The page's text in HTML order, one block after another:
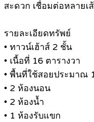
สะดวก เชื่อมต่อหลายเ
รายละเอียดทรัพย์
• ทาวน์เฮ้าส์ 2 ชั้น
• เนื้อที่ 16 ตารางวา
• พื้นที่ใช้สอยประมาณ
• 2 ห้องนอน
• 2 ห้องน้ำ
• 1 ห้องรับแขก